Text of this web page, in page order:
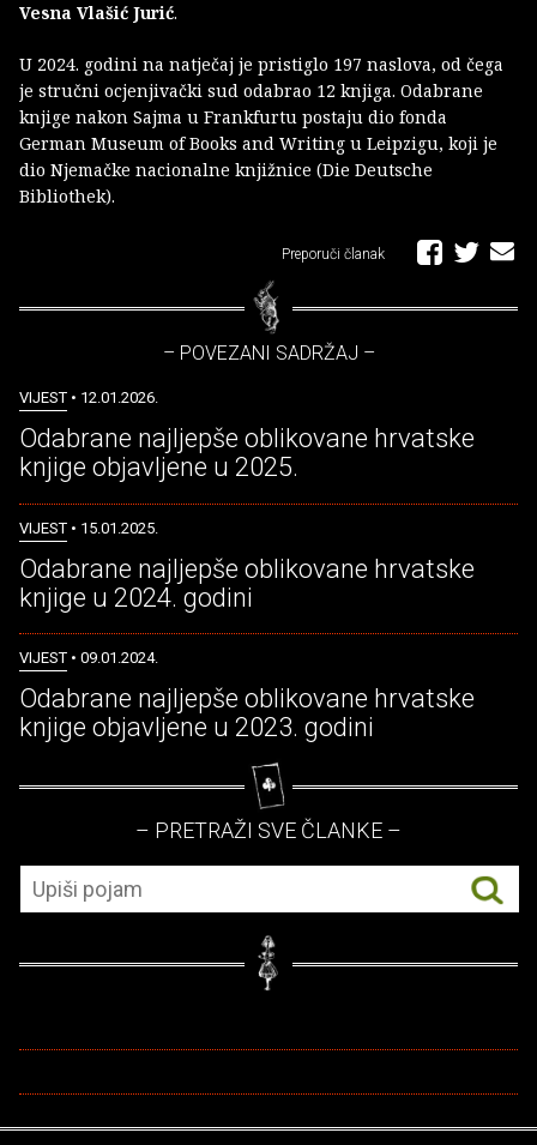
Vesna Vlašić Jurić.
U 2024. godini na natječaj je pristiglo 197 naslova, od čega
je stručni ocjenjivački sud odabrao 12 knjiga. Odabrane
knjige nakon Sajma u Frankfurtu postaju dio fonda
German Museum of Books and Writing u Leipzigu, koji je
dio Njemačke nacionalne knjižnice (Die Deutsche
Bibliothek).
Preporuči članak
– POVEZANI SADRŽAJ –
VIJEST • 12.01.2026.
Odabrane najljepše oblikovane hrvatske
knjige objavljene u 2025.
VIJEST • 15.01.2025.
Odabrane najljepše oblikovane hrvatske
knjige u 2024. godini
VIJEST • 09.01.2024.
Odabrane najljepše oblikovane hrvatske
knjige objavljene u 2023. godini
– PRETRAŽI SVE ČLANKE –